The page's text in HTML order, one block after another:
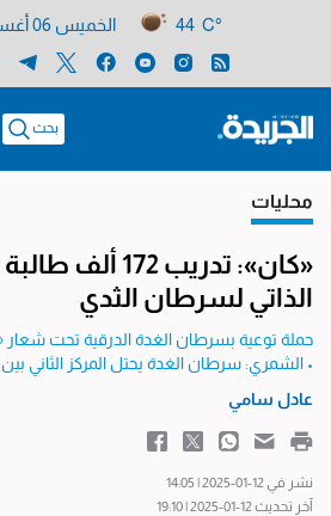
44 C° الخميس 06 أغسطس 2026
بحث
محليات
«كان»: تدريب
الذاتي لسرطان الثدي
حملة توعية بسرطان الغدة الدرقية تحت شعار
• الشمري: سرطان الغدة يحتل المركز الثاني
عادل سامي
نشر في 12-01-2025 | 14:05
آخر تحديث 12-01-2025 | 19:10